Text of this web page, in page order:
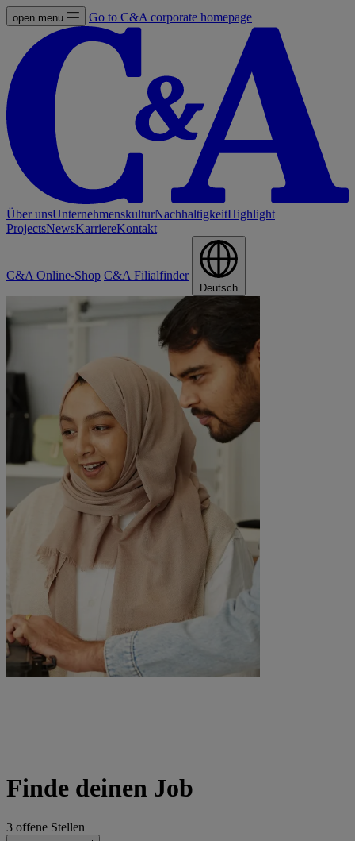
open menu Go to C&A corporate homepage
Über unsUnternehmenskulturNachhaltigkeitHighlight
ProjectsNewsKarriereKontakt
C&A Online-Shop C&A Filialfinder
Deutsch
Finde deinen Job
3 offene Stellen